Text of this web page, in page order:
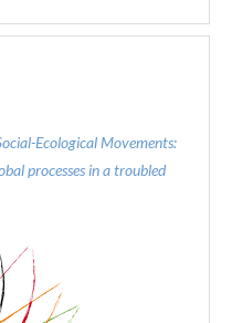
Ecological Movements:
processes in a troubled